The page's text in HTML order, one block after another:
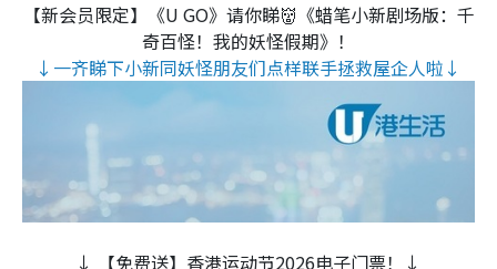
【新会员限定】《U GO》请你睇👹《蜡笔小新剧场版：千
奇百怪！我的妖怪假期》！
↓一齐睇下小新同妖怪朋友们点样联手拯救屋企人啦↓
↓ 【免费送】香港运动节2026电子门票！↓